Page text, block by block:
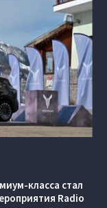
класса стал
Radio